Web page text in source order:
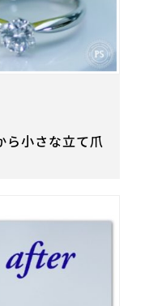
ら小さな立て爪